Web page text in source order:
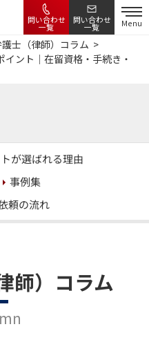
問い合わせ
一覧
問い合わせ
一覧 Menu
士（律師）コラム
ント｜在留資格・手続き・
が選ばれる理由
事例集
頼の流れ
師）コラム